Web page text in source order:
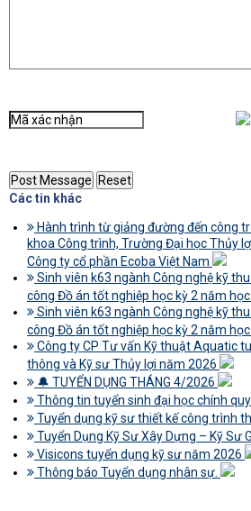
Các tin khác
Hành trình từ giảng đường đến công
khoa Công trình, Trường Đại học Thủy
Công ty cổ phần Ecoba Việt Nam
Sinh viên k63 ngành Công nghệ kỹ
công Đồ án tốt nghiệp học kỳ 2 năm
Sinh viên k63 ngành Công nghệ kỹ
công Đồ án tốt nghiệp học kỳ 2 năm
Công ty CP Tư vấn Kỹ thuật Aquatic
thông và Kỹ sư Thủy lợi năm 2026
🔔 TUYỂN DỤNG THÁNG 4/2026
Thông tin tuyển sinh đại học chính
Tuyển dụng kỹ sư thiết kế công trình
Tuyển Dụng Kỹ Sư Xây Dựng – Kỹ Sư
Visicons tuyển dụng kỹ sư năm 2026
Thông báo Tuyển dụng nhân sự.